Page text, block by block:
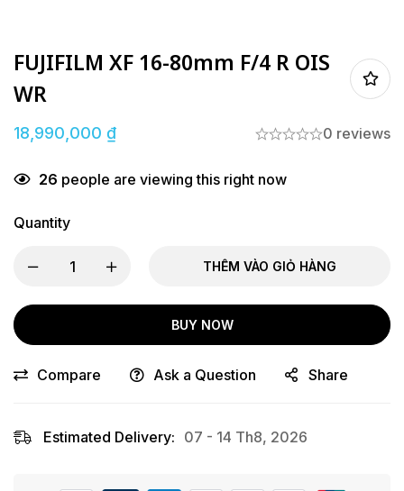
FUJIFILM XF 16-80mm F/4 R OIS
WR
18,990,000 ₫ 0 reviews
26 people are viewing this right now
Quantity
THÊM VÀO GIỎ HÀNG
BUY NOW
Compare Ask a Question Share
Estimated Delivery: 07 - 14 Th8, 2026